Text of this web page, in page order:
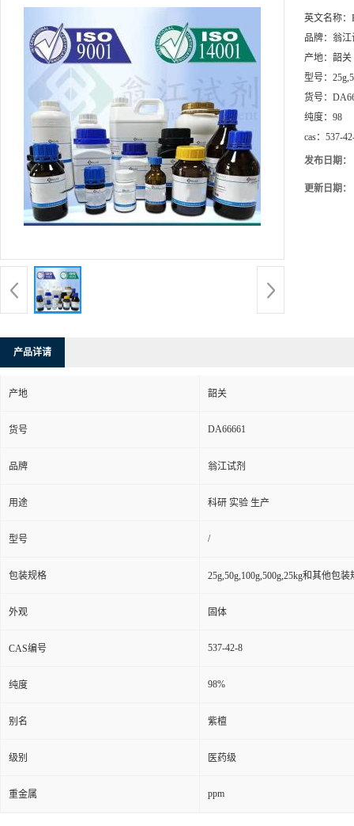
英文名称：
品牌： 翁江
产地： 韶关
型号：
货号：
纯度： 98
cas： 537-
发布日期：
更新日期：
产品详请
产地 韶关
货号 DA66661
品牌 翁江试剂
用途 科研 实验 生产
型号 /
包装规格 25g,50g,100g,500g,25kg和其他包装
外观 固体
CAS编号 537-42-8
纯度 98%
别名 紫檀
级别 医药级
重金属 ppm